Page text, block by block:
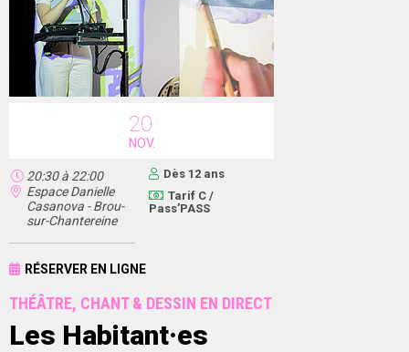
20
NOV.
20:30à 22:00
Espace Danielle
Casanova - Brou-
sur-Chantereine
Dès 12 ans
Tarif C /
Pass’PASS
RÉSERVER EN LIGNE
THÉÂTRE, CHANT & DESSIN EN DIRECT
Les Habitant·es